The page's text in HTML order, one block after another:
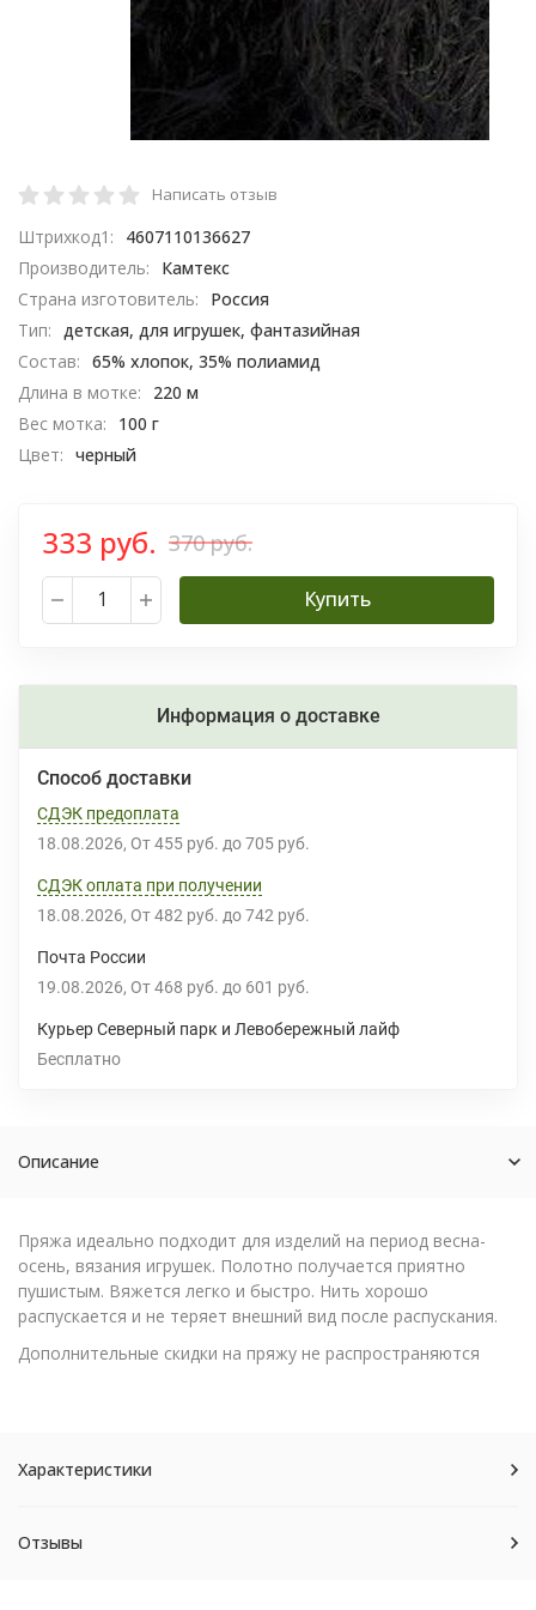
Написать отзыв
Штрихкод1:
4607110136627
Производитель:
Камтекс
Страна изготовитель:
Россия
Тип: детская, для игрушек, фантазийная
Состав: 65% хлопок, 35% полиамид​
Длина в мотке:
220 м
Вес мотка:
100 г
Цвет: черный
333 руб. 370 руб.
Купить
Информация о доставке
Способ доставки
СДЭК предоплата
18.08.2026 От 455 руб. до 705 руб.
СДЭК оплата при получении
18.08.2026 От 482 руб. до 742 руб.
Почта России
19.08.2026 От 468 руб. до 601 руб.
Курьер Северный парк и Левобережный лайф
Бесплатно
Описание
Пряжа идеально подходит для изделий на период весна-
осень, вязания игрушек. Полотно получается приятно
пушистым. Вяжется легко и быстро. Нить хорошо
распускается и не теряет внешний вид после распускания.
Дополнительные скидки на пряжу не распространяются
Характеристики
Отзывы